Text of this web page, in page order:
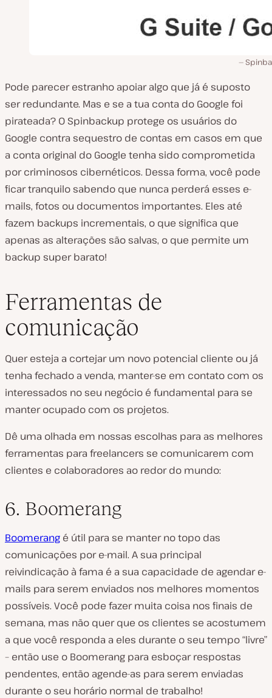
Pode parecer estranho apoiar algo que já é suposto
ser redundante. Mas e se a tua conta do Google foi
pirateada? O Spinbackup protege os usuários do
Google contra sequestro de contas em casos em que
a conta original do Google tenha sido comprometida
por criminosos cibernéticos. Dessa forma, você pode
ficar tranquilo sabendo que nunca perderá esses e-
mails, fotos ou documentos importantes. Eles até
fazem backups incrementais, o que significa que
apenas as alterações são salvas, o que permite um
backup super barato!
Ferramentas de
comunicação
Quer esteja a cortejar um novo potencial cliente ou já
tenha fechado a venda, manter-se em contato com os
interessados no seu negócio é fundamental para se
manter ocupado com os projetos.
Dê uma olhada em nossas escolhas para as melhores
ferramentas para freelancers se comunicarem com
clientes e colaboradores ao redor do mundo:
6. Boomerang
Boomerang é útil para se manter no topo das
comunicações por e-mail. A sua principal
reivindicação à fama é a sua capacidade de agendar e-
mails para serem enviados nos melhores momentos
possíveis. Você pode fazer muita coisa nos finais de
semana, mas não quer que os clientes se acostumem
a que você responda a eles durante o seu tempo “livre”
– então use o Boomerang para esboçar respostas
pendentes, então agende-as para serem enviadas
durante o seu horário normal de trabalho!